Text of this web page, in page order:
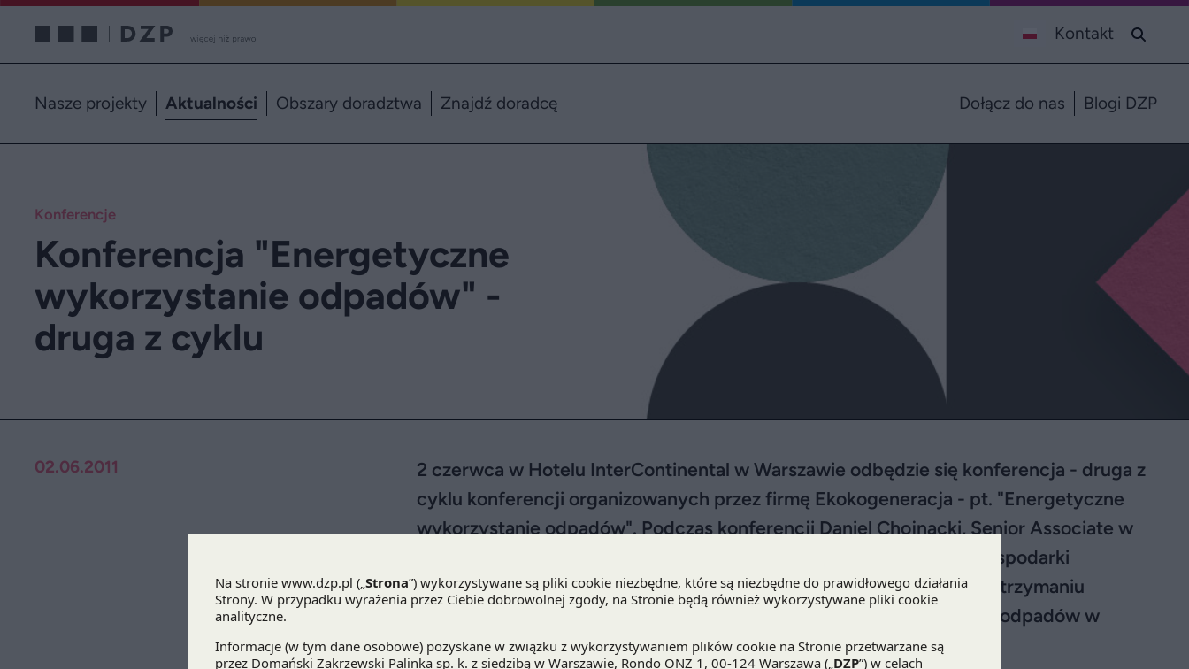
Kontakt
Nasze projekty Aktualności Obszary doradztwa Znajdź doradcę Dołącz do nas Blogi DZP
Konferencje
Konferencja "Energetyczne
wykorzystanie odpadów" -
druga z cyklu
02.06.2011
2 czerwca w Hotelu InterContinental w Warszawie odbędzie się konferencja - druga z
cyklu konferencji organizowanych przez firmę Ekokogeneracja - pt. "Energetyczne
wykorzystanie odpadów". Podczas konferencji Daniel Chojnacki, Senior Associate w
naszej kancelarii, wygłosi dwie prezentacje - "Zmiany w sektorze gospodarki
odpadami w świetle nowelizacji Ustawy o odpadach oraz Ustawy o utrzymaniu
czystości i porządku w gminach" oraz "Energetyczne wykorzystanie odpadów w
świetle regulacji prawnych".